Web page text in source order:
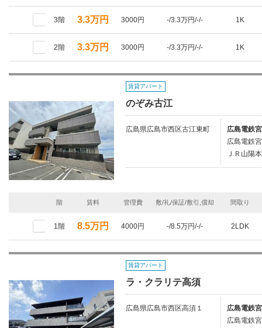
3階 3.3万円 3000円 -/3.3万円/-/- 1K
2階 3.3万円 3000円 -/3.3万円/-/- 1K
賃貸アパート
のぞみ古江
広島県広島市西区古江東町
広島電鉄
広島電鉄
ＪＲ山陽
階 賃料 管理費 敷/礼/保証/敷引,償却 間取り
1階 8.5万円 4000円 -/8.5万円/-/- 2LDK
賃貸アパート
ラ・クラリテ高須
広島県広島市西区高須１
広島電鉄
広島電鉄